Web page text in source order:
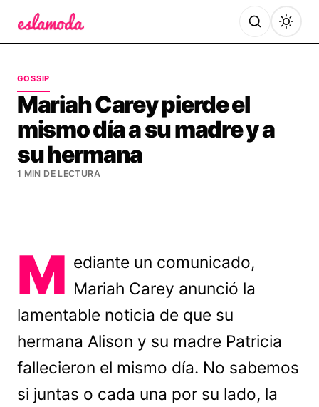
GOSSIP
Mariah Carey pierde el
mismo día a su madre y a
su hermana
1 MIN DE LECTURA
M ediante un comunicado,
Mariah Carey anunció la
lamentable noticia de que su
hermana Alison y su madre Patricia
fallecieron el mismo día. No sabemos
si juntas o cada una por su lado, la